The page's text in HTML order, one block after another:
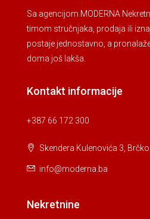
Sa agencijom MODERNA
timom stručnjaka, prodaja ili
postaje jednostavno, a
doma još lakša.
Kontakt informacije
+387 66 172 300
Skendera Kulenovića 3, Brčko
info@moderna.ba
Nekretnine